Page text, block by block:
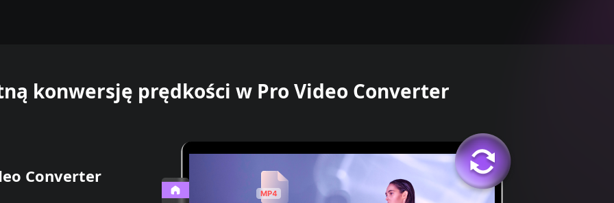
konwersję prędkości w Pro Video Converter
Converter